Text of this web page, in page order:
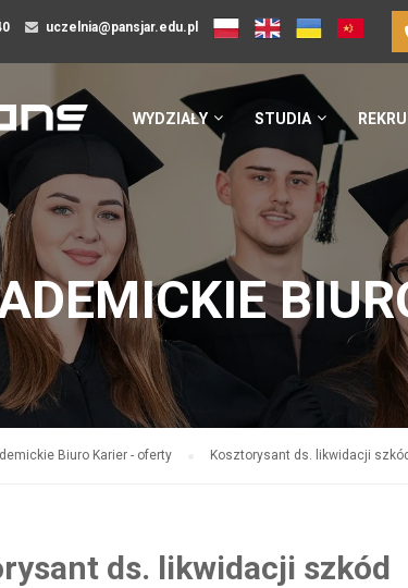
uczelnia@pansjar.edu.pl
WYDZIAŁY STUDIA
Biuro Karier - oferty Kosztorysant ds. likwidacji szkód
ds. likwidacji szkód